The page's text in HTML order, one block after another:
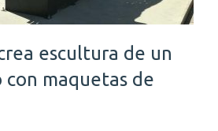
escultura de un
maquetas de